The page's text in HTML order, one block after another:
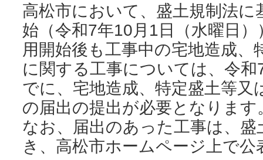
高松市において、盛土規制法
始（令和7年10月1日（水曜日
用開始後も工事中の宅地造成、
に関する工事については、令
でに、宅地造成、特定盛土等
の届出の提出が必要となります
なお、届出のあった工事は、
き、高松市ホームページ上で公